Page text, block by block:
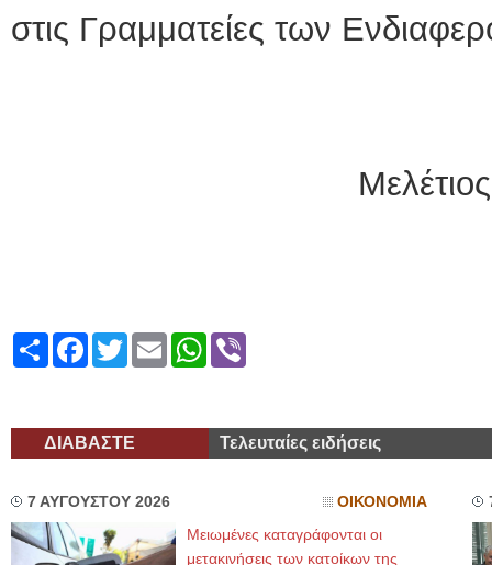
στις Γραμματείες των
ShareFacebook
TwitterEmailWhatsApp
ΔΙΑΒΑΣΤΕ Τελευταίες ειδήσεις
7 ΑΥΓΟΥΣΤΟΥ 2026 ΟΙΚΟΝΟΜΙΑ
Μειωμένες καταγράφονται οι
μετακινήσεις των κατοίκων της